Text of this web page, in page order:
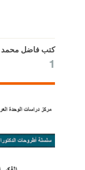
كتب فاضل محمد
1